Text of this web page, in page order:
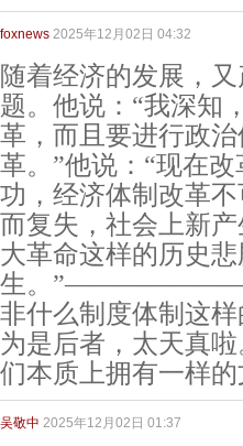
foxnews 2025年12月02日 04:32
随着经济的发展，
题。他说：“我深知
革，而且要进行政
革。”他说：“现在
功，经济体制改革
而复失，社会上新
大革命这样的历史
生。
非什么制度体制这
为是后者，太天真
们本质上拥有一样
吴敬中 2025年12月02日 01:37